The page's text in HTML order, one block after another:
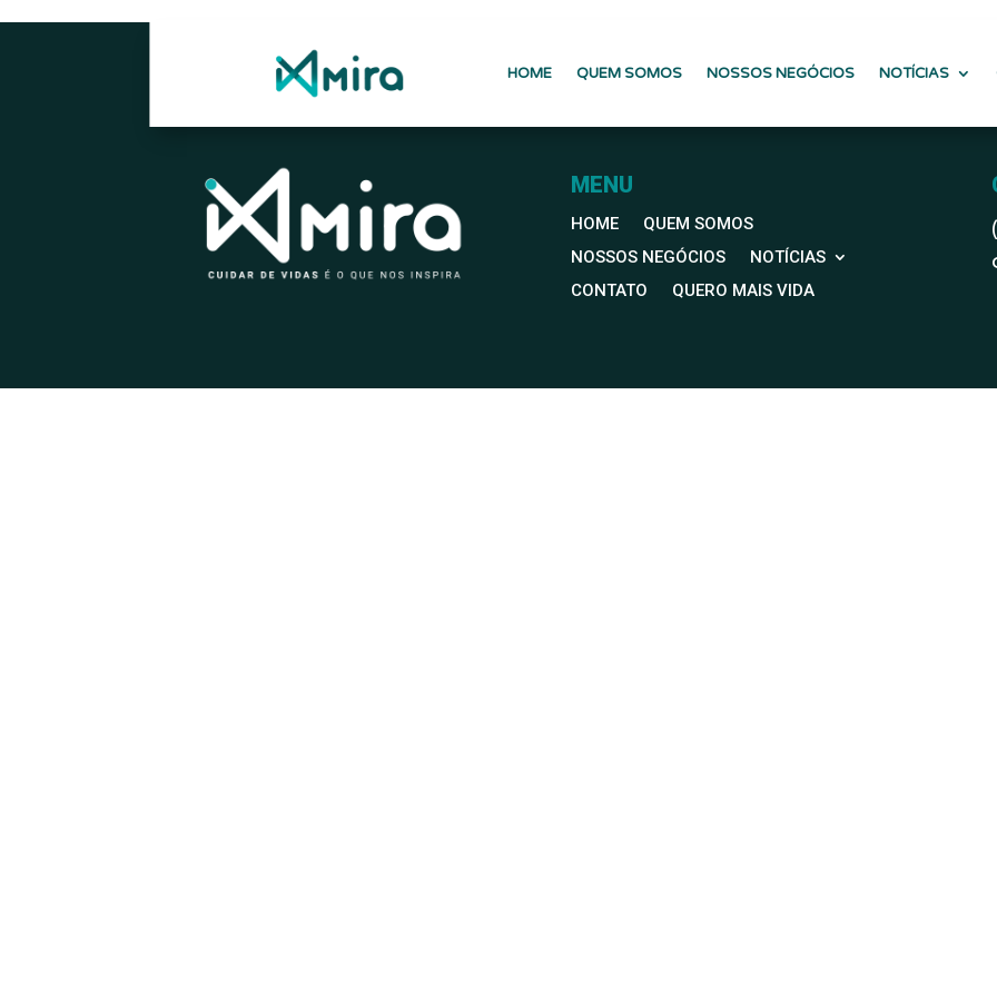
HOME QUEM SOMOS NOSSOS NEGÓCIOS NOTÍCIAS
MENU
HOME
QUEM SOMOS
NOSSOS NEGÓCIOS
NOTÍCIAS
CONTATO
QUERO MAIS VIDA